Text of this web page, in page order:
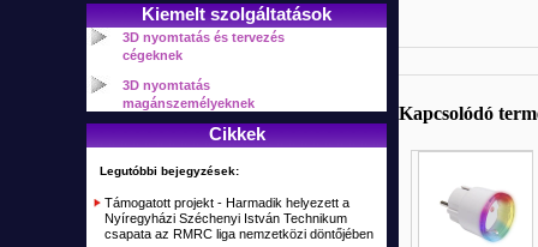
Lézerhegesztő, lézeres tisztító gép
Síkágyas UV nyomtató
Napelemes MC4 csatlakozók
Nyomókapcsoló - Lábkapcsoló
Kábelek, csatlakozók, szerelékek
Kábel szerelékek
Vegyes csatlakozók
Mágnesek
Indukciós hevítő, fűtés
Tűzkő, magnézium
Pára, Köd
Fűtőelem, Fűtőpatron
Takarító robotok
Elektromos roller (Airwheel, Inmotion)
Elektromos bicikli
RC Játék Autók
RC Autók
RC Tankok
RC Drón, Multikopter, Quadcopter, Hexacopter
RC Helikopter
RC Hajók, csónakok, vitorlások
Kiemelt szolgáltatások
3D nyomtatás és tervezés
cégeknek
3D nyomtatás
magánszemélyeknek
Cikkek
Legutóbbi bejegyzések:
Támogatott projekt - Harmadik helyezett a
Nyíregyházi Széchenyi István Technikum
csapata az RMRC liga nemzetközi döntőjében
Kapcsolódó